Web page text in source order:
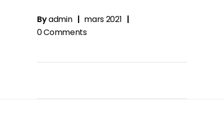
Byadmin
mars 2021
0 Comments